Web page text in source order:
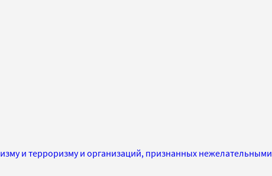
и терроризму и организаций, признанных нежелательными